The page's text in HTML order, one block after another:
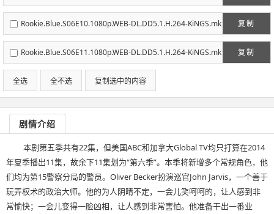
v
复制
Rookie.Blue.S06E10.1080p.WEB-DL.DD5.1.H.264-KiNGS.mk
v
复制
Rookie.Blue.S06E11.1080p.WEB-DL.DD5.1.H.264-KiNGS.mk
v
全选 全不选 复制选中的内容
剧情介绍
本剧第五季共有22集，但美国ABC和加拿大Global TV均只打算在2014
年夏季播出11集，故余下11集划为“第六季”。本季将新增多个常规角色，他
们均为第15警察分局的警员。Oliver Becker扮演巡官John Jarvis，一个善于
玩弄权术的政治大师。他的为人阴晴不定，一会儿笑呵呵的，让人感到非
常愉快；一会儿变得一脸凶相，让人感到非常害怕。他准备干出一番业